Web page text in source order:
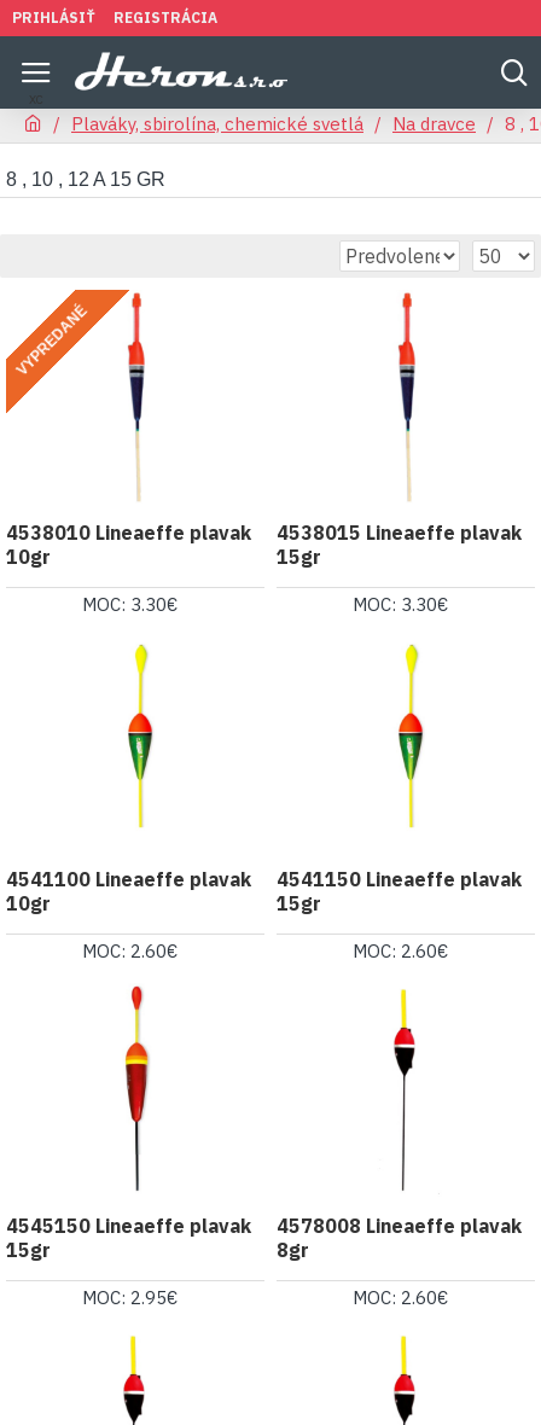
PRIHLÁSIŤ REGISTRÁCIA
Plaváky, sbirolína, chemické svetlá Na dravce 8 ,
8 , 10 , 12 A 15 GR
VYPREDANÉ
4538010 Lineaeffe plavak
10gr
MOC: 3.30€
4538015 Lineaeffe plavak
15gr
MOC: 3.30€
4541100 Lineaeffe plavak
10gr
MOC: 2.60€
4541150 Lineaeffe plavak
15gr
MOC: 2.60€
4545150 Lineaeffe plavak
15gr
MOC: 2.95€
4578008 Lineaeffe plavak
8gr
MOC: 2.60€